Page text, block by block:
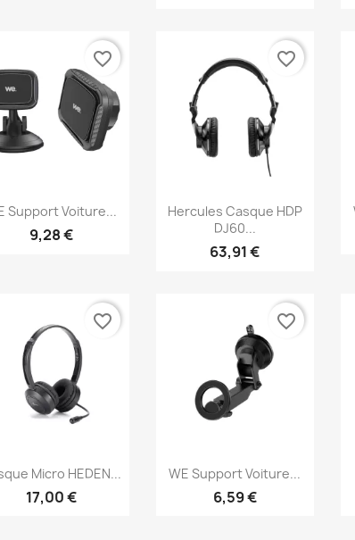
Aperçu rapide
Support Voiture...
9,28 €
favorite_border
Aperçu rapide
Hercules Casque HDP
DJ60...
63,91 €
favorite_border
Aperçu rapide
Micro HEDEN...
17,00 €
favorite_border
Aperçu rapide
WE Support Voiture...
6,59 €
favorite_border